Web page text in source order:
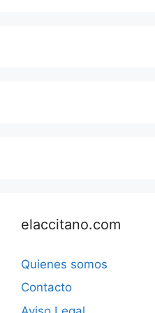
elaccitano.com
Quienes somos
Contacto